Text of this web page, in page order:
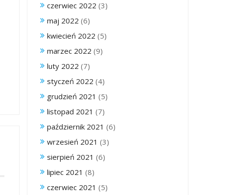
czerwiec 2022 (3)
maj 2022 (6)
kwiecień 2022 (5)
marzec 2022 (9)
luty 2022 (7)
styczeń 2022 (4)
grudzień 2021 (5)
listopad 2021 (7)
październik 2021 (6)
wrzesień 2021 (3)
sierpień 2021 (6)
lipiec 2021 (8)
czerwiec 2021 (5)